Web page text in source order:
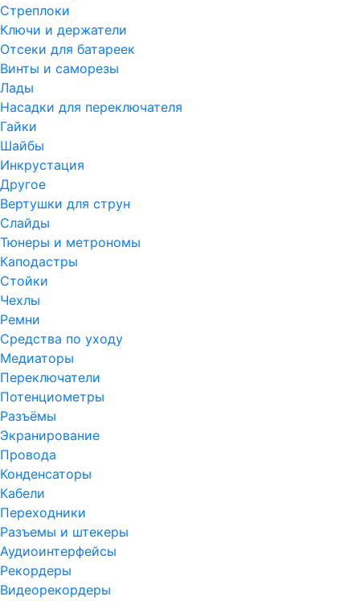
Стреплоки
Ключи и держатели
Отсеки для батареек
Винты и саморезы
Лады
Насадки для переключателя
Гайки
Шайбы
Инкрустация
Другое
Вертушки для струн
Слайды
Тюнеры и метрономы
Каподастры
Стойки
Чехлы
Ремни
Средства по уходу
Медиаторы
Переключатели
Потенциометры
Разъёмы
Экранирование
Провода
Конденсаторы
Кабели
Переходники
Разъемы и штекеры
Аудиоинтерфейсы
Рекордеры
Видеорекордеры